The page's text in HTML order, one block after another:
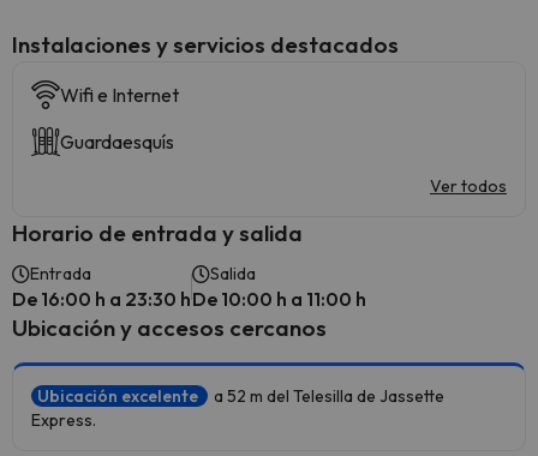
Instalaciones y servicios destacados
Wifi e Internet
Guardaesquís
Ver todos
Horario de entrada y salida
Entrada
De 16:00 h a 23:30 h
Salida
De 10:00 h a 11:00 h
Ubicación y accesos cercanos
Ubicación excelente
a 52 m del Telesilla de Jassette
Express.